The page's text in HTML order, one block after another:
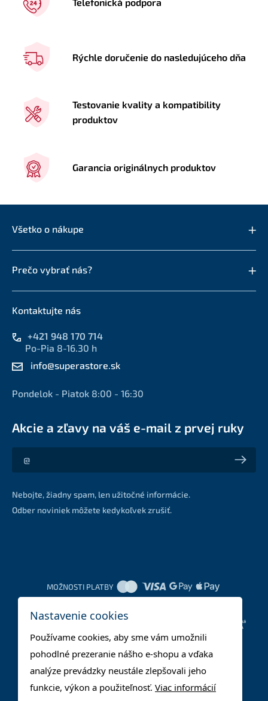
Rýchle doručenie do nasledujúceho dňa
Testovanie kvality a kompatibility
produktov
Garancia originálnych produktov
Všetko o nákupe
Prečo vybrať nás?
Kontaktujte nás
+421 948 170 714
Po-Pia 8-16.30 h
info@superastore.sk
Pondelok - Piatok 8:00 - 16:30
Akcie a zľavy na váš e-mail z prvej ruky
Akcie a zľavy na váš e-mail z prvej ruky
Nebojte, žiadny spam, len užitočné informácie.
Odber noviniek môžete kedykoľvek zrušiť.
MOŽNOSTI PLATBY
Nastavenie cookies
Používame cookies, aby sme vám umožnili
pohodlné prezeranie nášho e-shopu a vďaka
analýze prevádzky neustále zlepšovali jeho
funkcie, výkon a použiteľnosť. Viac informácií